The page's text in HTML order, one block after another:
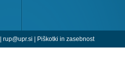
rup@upr.si Piškotki in zasebnost